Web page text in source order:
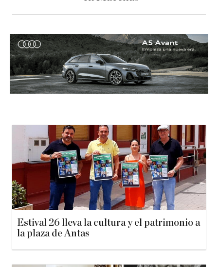
Estival 26 lleva la cultura y el patrimonio a
la plaza de Antas